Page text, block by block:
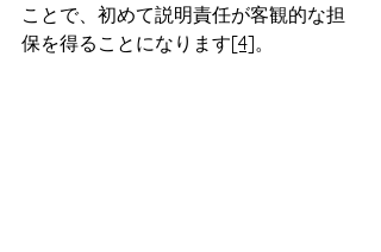
ことで、初めて説明責任が客観的な担
保を得ることになります[4]。